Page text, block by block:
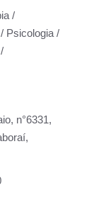
/
Psicologia /
n°6331,